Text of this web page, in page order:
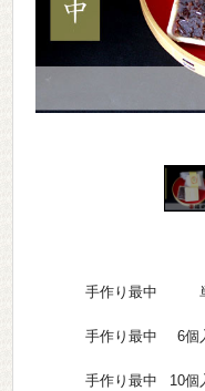
手作り最中
手作り最中 6個
手作り最中 10個